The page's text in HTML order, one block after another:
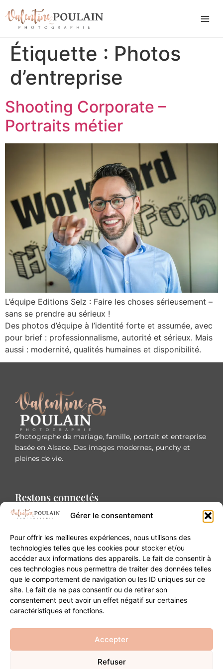
Gérer le consentement
Pour offrir les meilleures expériences, nous utilisons des
technologies telles que les cookies pour stocker et/ou
accéder aux informations des appareils. Le fait de consentir à
ces technologies nous permettra de traiter des données telles
que le comportement de navigation ou les ID uniques sur ce
site. Le fait de ne pas consentir ou de retirer son
consentement peut avoir un effet négatif sur certaines
caractéristiques et fonctions.
Accepter
Refuser
Étiquette : Photos
d’entreprise
Shooting Corporate –
Portraits métier
L’équipe Editions Selz : Faire les choses sérieusement –
sans se prendre au sérieux !
Des photos d’équipe à l’identité forte et assumée, avec
pour brief : professionnalisme, autorité et sérieux. Mais
aussi : modernité, qualités humaines et disponibilité.
Photographe de mariage, famille, portrait et entreprise
basée en Alsace. Des images modernes, punchy et
pleines de vie.
Restons connectés
Contact
20B Grand Rue 68180 Horbourg-Wihr
06 84 93 03 01
contact@valentinepoulain.com